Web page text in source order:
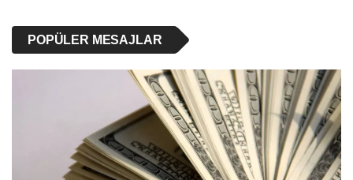
POPÜLER MESAJLAR